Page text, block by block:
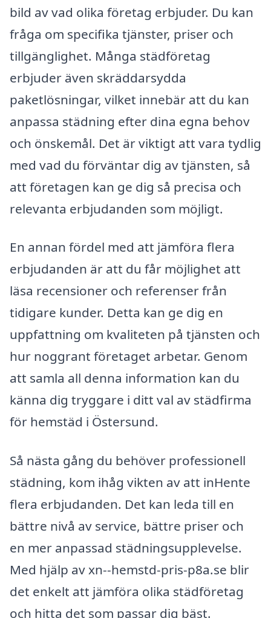
bild av vad olika företag erbjuder. Du kan
fråga om specifika tjänster, priser och
tillgänglighet. Många städföretag
erbjuder även skräddarsydda
paketlösningar, vilket innebär att du kan
anpassa städning efter dina egna behov
och önskemål. Det är viktigt att vara tydlig
med vad du förväntar dig av tjänsten, så
att företagen kan ge dig så precisa och
relevanta erbjudanden som möjligt.
En annan fördel med att jämföra flera
erbjudanden är att du får möjlighet att
läsa recensioner och referenser från
tidigare kunder. Detta kan ge dig en
uppfattning om kvaliteten på tjänsten och
hur noggrant företaget arbetar. Genom
att samla all denna information kan du
känna dig tryggare i ditt val av städfirma
för hemstäd i Östersund.
Så nästa gång du behöver professionell
städning, kom ihåg vikten av att inHente
flera erbjudanden. Det kan leda till en
bättre nivå av service, bättre priser och
en mer anpassad städningsupplevelse.
Med hjälp av xn--hemstd-pris-p8a.se blir
det enkelt att jämföra olika städföretag
och hitta det som passar dig bäst.